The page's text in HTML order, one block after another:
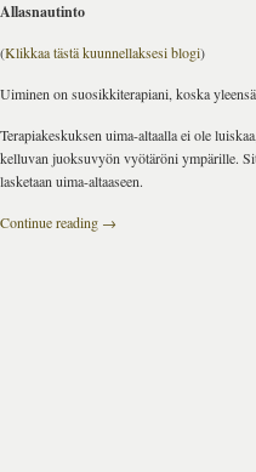
Allasnautinto
(Klikkaa tästä kuunnellaksesi blogi)
Uiminen on suosikkiterapiani, koska
Terapiakeskuksen uima-altaalla ei ole
kelluvan juoksuvyön vyötäröni ympärille.
lasketaan uima-altaaseen.
Continue reading →